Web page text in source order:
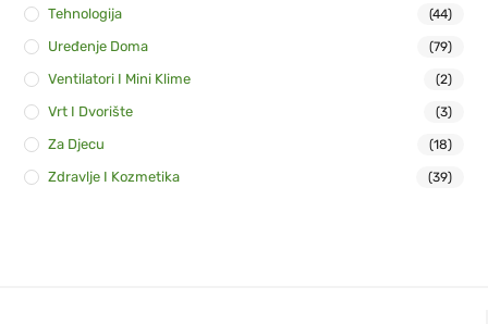
Tehnologija (44)
Uređenje Doma (79)
Ventilatori I Mini Klime (2)
Vrt I Dvorište (3)
Za Djecu (18)
Zdravlje I Kozmetika (39)